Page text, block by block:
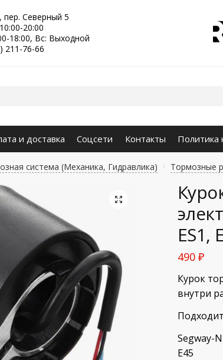
пер. Северный 5
20:00
18:00, Вс: Выходной
211-76-66
и доставка Соцсети Контакты Политика
система (Механика, Гидравлика) / Тормозные
🔍
ES1,
490 ₽
Курок
внутри
Segway-
E45